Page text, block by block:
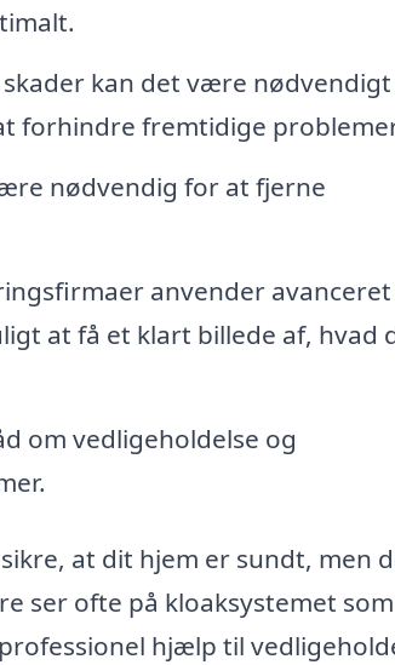
kan det være
forhindre fremtidige
nødvendig for at fjerne
anvender avanceret
at få et klart billede af, hvad
om vedligeholdelse og
at dit hjem er sundt, men
ser ofte på kloaksystemet
hjælp til